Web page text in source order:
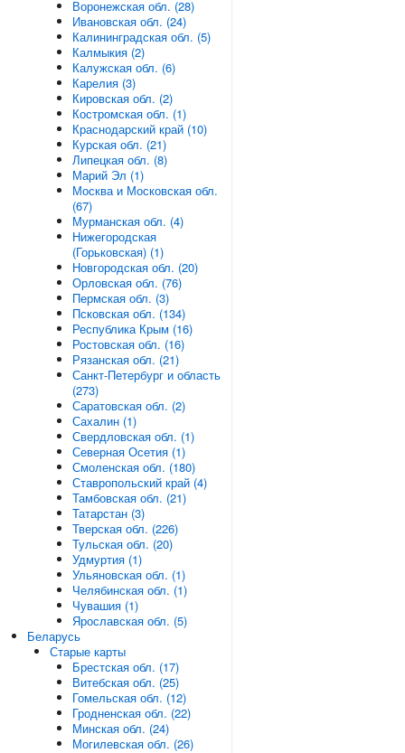
Воронежская обл. (28)
Ивановская обл. (24)
Калининградская обл. (5)
Калмыкия (2)
Калужская обл. (6)
Карелия (3)
Кировская обл. (2)
Костромская обл. (1)
Краснодарский край (10)
Курская обл. (21)
Липецкая обл. (8)
Марий Эл (1)
Москва и Московская обл.
(67)
Мурманская обл. (4)
Нижегородская
(Горьковская) (1)
Новгородская обл. (20)
Орловская обл. (76)
Пермская обл. (3)
Псковская обл. (134)
Республика Крым (16)
Ростовская обл. (16)
Рязанская обл. (21)
Санкт-Петербург и область
(273)
Саратовская обл. (2)
Сахалин (1)
Свердловская обл. (1)
Северная Осетия (1)
Смоленская обл. (180)
Ставропольский край (4)
Тамбовская обл. (21)
Татарстан (3)
Тверская обл. (226)
Тульская обл. (20)
Удмуртия (1)
Ульяновская обл. (1)
Челябинская обл. (1)
Чувашия (1)
Ярославская обл. (5)
Беларусь
Старые карты
Брестская обл. (17)
Витебская обл. (25)
Гомельская обл. (12)
Гродненская обл. (22)
Минская обл. (24)
Могилевская обл. (26)